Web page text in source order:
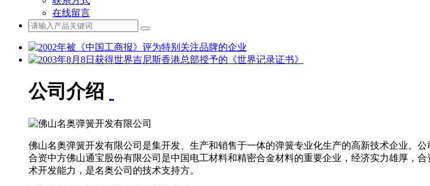
在线留言
公司介绍
佛山名奥弹簧开发有限公司是集开发、生产和销售于一体的弹簧专业化生产的高新技术企业。
合资中方佛山通宝股份有限公司是中国电工材料和精密合金材料的重要企业，经济实力雄厚，
术开发能力，是名奥公司的技术支持方。